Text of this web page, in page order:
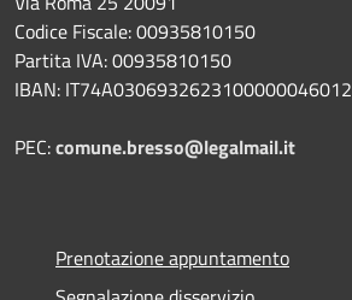
Codice Fiscale: 00935810150
Partita IVA: 00935810150
IBAN: IT74A0306932623100000046012
PEC:comune.bresso@legalmail.it
Prenotazione appuntamento